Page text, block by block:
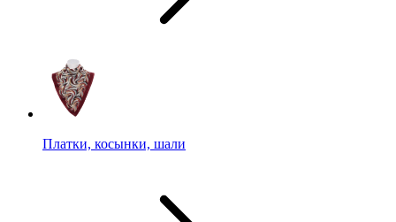
Платки, косынки, шали